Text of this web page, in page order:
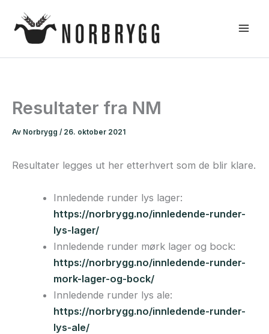
rett
Resultater fra NM
Av Norbrygg / 26. oktober 2021
Resultater legges ut her etterhvert som de blir klare.
Innledende runder lys lager:
https://norbrygg.no/innledende-runder-
lys-lager/
Innledende runder mørk lager og bock:
https://norbrygg.no/innledende-runder-
mork-lager-og-bock/
Innledende runder lys ale:
https://norbrygg.no/innledende-runder-
lys-ale/